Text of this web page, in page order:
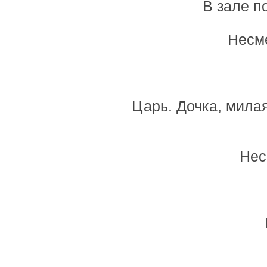
В зале
Царь. Дочка,